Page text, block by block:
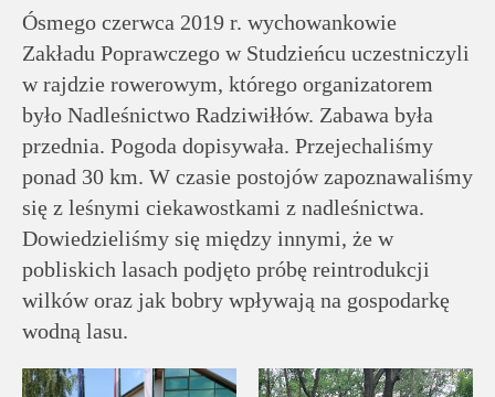
Dla
pracowników
Historia
Wirtualny
spacer
Mapa
strony
Ósmego czerwca 2019 r. wychowankowie
Zakładu Poprawczego w Studzieńcu uczestniczyli
w rajdzie rowerowym, którego organizatorem
było Nadleśnictwo Radziwiłłów. Zabawa była
przednia. Pogoda dopisywała. Przejechaliśmy
ponad 30 km. W czasie postojów zapoznawaliśmy
się z leśnymi ciekawostkami z nadleśnictwa.
Dowiedzieliśmy się między innymi, że w
pobliskich lasach podjęto próbę reintrodukcji
wilków oraz jak bobry wpływają na gospodarkę
wodną lasu.